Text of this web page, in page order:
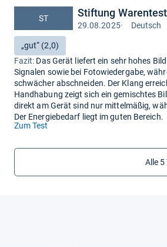
ST Stiftung
29.08.2025· Deutsch
Test
Bewertung:
„gut“ (2,0)
Fazit: Das Gerät liefert ein sehr hohes
Signalen sowie bei Foto­wiedergabe,
schwächer abschneiden. Der Klang
Handhabung zeigt sich ein gemischtes
direkt am Gerät sind nur mittelmäßig,
Der Energiebedarf liegt im guten Bereich.
Zum Test
neuem
Alle 5